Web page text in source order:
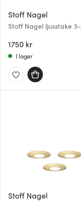
Stoff Nagel
Stoff Nagel ljusstake
1750 kr
I lager
Stoff Nagel